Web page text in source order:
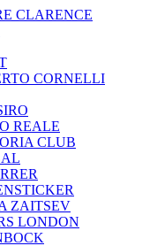
CLARENCE
CORNELLI
REALE
CLUB
ZAITSEV
LONDON